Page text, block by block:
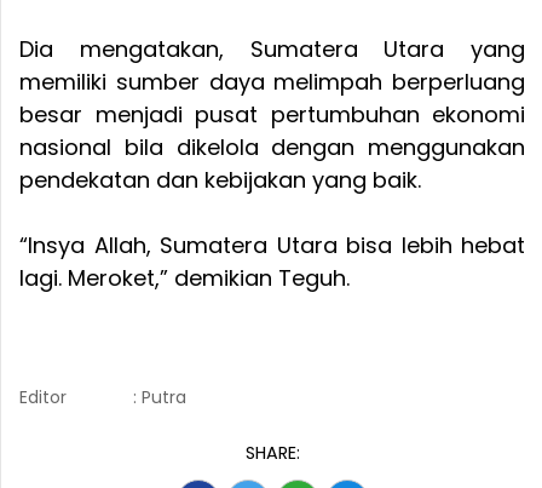
Dia mengatakan, Sumatera Utara yang
memiliki sumber daya melimpah berperluang
besar menjadi pusat pertumbuhan ekonomi
nasional bila dikelola dengan menggunakan
pendekatan dan kebijakan yang baik.
“Insya Allah, Sumatera Utara bisa lebih hebat
lagi. Meroket,” demikian Teguh.
Editor : Putra
SHARE: